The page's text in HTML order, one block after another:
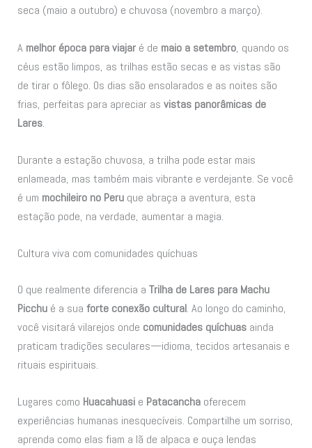
seca (maio a outubro) e chuvosa (novembro a março).
A melhor época para viajar é de maio a setembro, quando os
céus estão limpos, as trilhas estão secas e as vistas são
de tirar o fôlego. Os dias são ensolarados e as noites são
frias, perfeitas para apreciar asvistas panorâmicas de
Lares.
Durante a estação chuvosa, a trilha pode estar mais
enlameada, mas também mais vibrante e verdejante. Se você
é um mochileiro no Peru que abraça a aventura, esta
estação pode, na verdade, aumentar a magia.
Cultura viva com comunidades quíchuas
O que realmente diferencia aTrilha de Lares para Machu
Picchu é a suaforte conexão cultural. Ao longo do caminho,
você visitará vilarejos onde comunidades quíchuas ainda
praticam tradições seculares—idioma, tecidos artesanais e
rituais espirituais.
Lugares como Huacahuasi e Patacancha oferecem
experiências humanas inesquecíveis. Compartilhe um sorriso,
aprenda como elas fiam a lã de alpaca e ouça lendas